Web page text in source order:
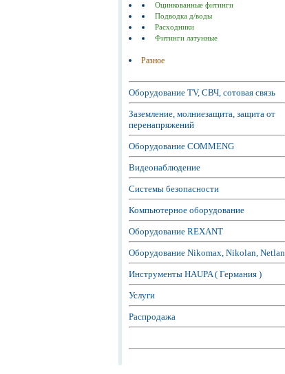
Оцинкованные фитинги
Подводка д/воды
Расходники
Фитинги латунные
Разное
Оборудование TV, СВЧ, сотовая связь
Заземление, молниезащита, защита от
перенапряжений
Оборудование COMMENG
Видеонаблюдение
Системы безопасности
Компьютерное оборудование
Оборудование REXANT
Оборудование Nikomax, Nikolan, Netlan
Инструменты HAUPA ( Германия )
Услуги
Распродажа